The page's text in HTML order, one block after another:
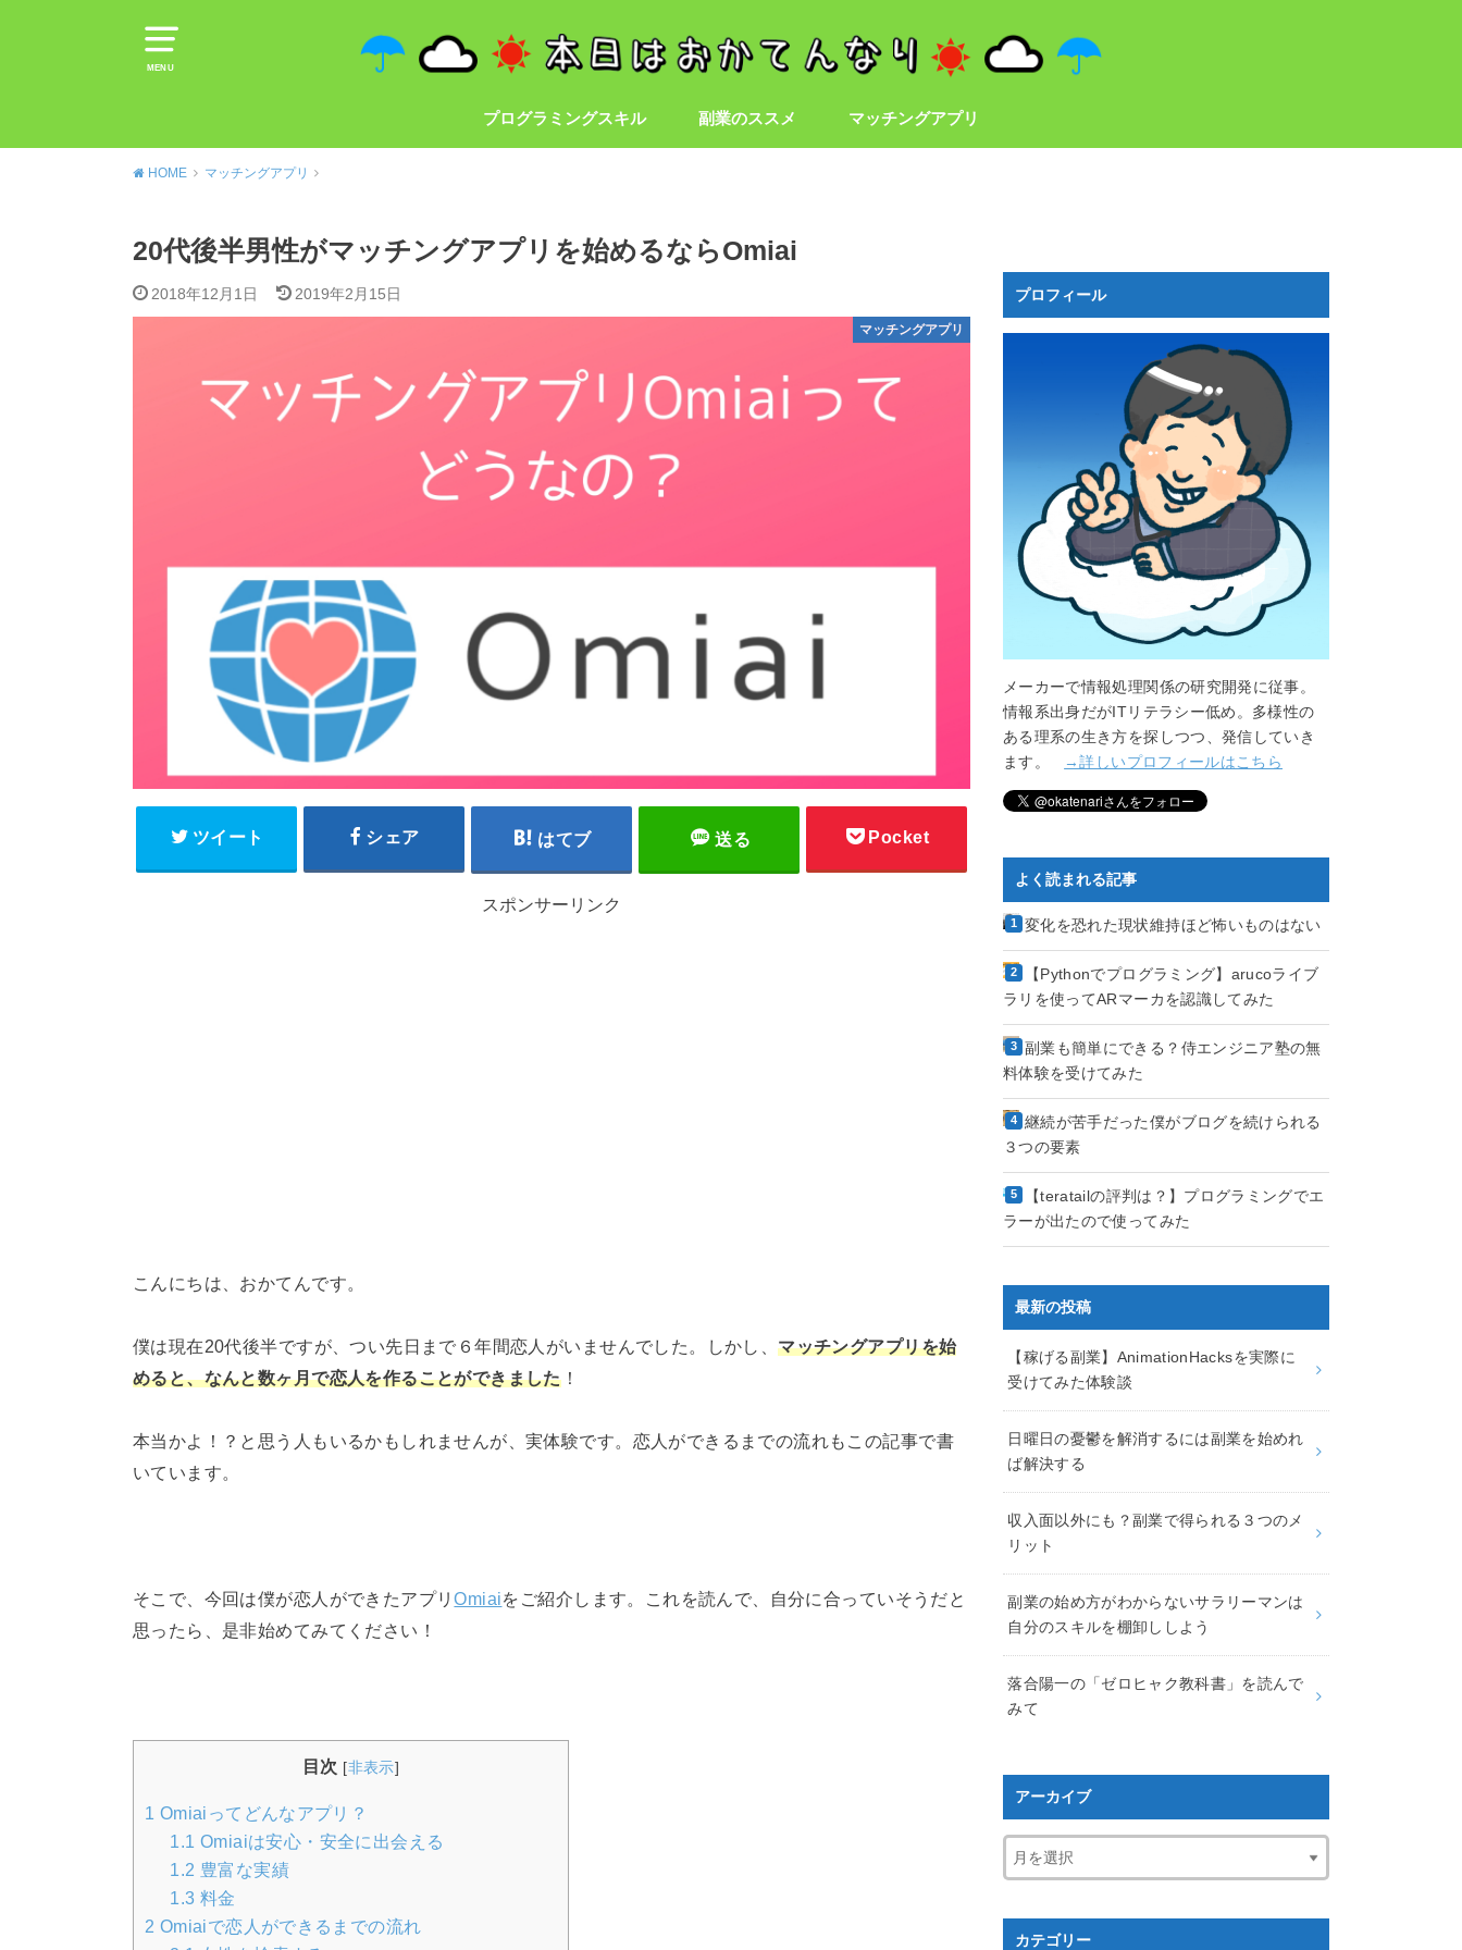
MENU
プログラミングスキル 副業のススメ マッチングアプリ
HOME マッチングアプリ
20代後半男性がマッチングアプリを始めるならOmiai
2018年12月1日 2019年2月15日
マッチングアプリ
ツイート シェア はてブ 送る Pocket
スポンサーリンク
こんにちは、おかてんです。
僕は現在20代後半ですが、つい先日まで６年間恋人がいませんでした。しかし、マッチングアプリを始
めると、なんと数ヶ月で恋人を作ることができました！
本当かよ！？と思う人もいるかもしれませんが、実体験です。恋人ができるまでの流れもこの記事で書
いています。
そこで、今回は僕が恋人ができたアプリOmiaiをご紹介します。これを読んで、自分に合っていそうだと
思ったら、是非始めてみてください！
目次 [非表示]
1 Omiaiってどんなアプリ？
1.1 Omiaiは安心・安全に出会える
1.2 豊富な実績
1.3 料金
2 Omiaiで恋人ができるまでの流れ
プロフィール
メーカーで情報処理関係の研究開発に従事。
情報系出身だがITリテラシー低め。多様性の
ある理系の生き方を探しつつ、発信していき
ます。
→詳しいプロフィールはこちら
よく読まれる記事
変化を恐れた現状維持ほど怖いものはない
【Pythonでプログラミング】arucoライブ
ラリを使ってARマーカを認識してみた
副業も簡単にできる？侍エンジニア塾の無
料体験を受けてみた
継続が苦手だった僕がブログを続けられる
３つの要素
【teratailの評判は？】プログラミングでエ
ラーが出たので使ってみた
最新の投稿
【稼げる副業】AnimationHacksを実際に
受けてみた体験談
日曜日の憂鬱を解消するには副業を始めれ
ば解決する
収入面以外にも？副業で得られる３つのメ
リット
副業の始め方がわからないサラリーマンは
自分のスキルを棚卸ししよう
落合陽一の「ゼロヒャク教科書」を読んで
みて
アーカイブ
カテゴリー